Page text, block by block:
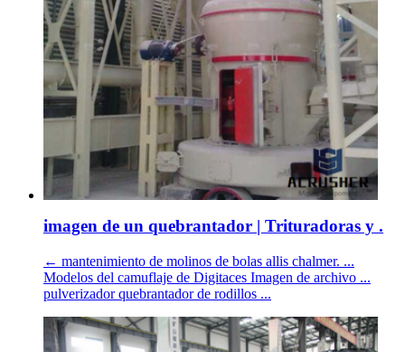
imagen de un quebrantador | Trituradoras y .
← mantenimiento de molinos de bolas allis chalmer. ...
Modelos del camuflaje de Digitaces Imagen de archivo ...
pulverizador quebrantador de rodillos ...